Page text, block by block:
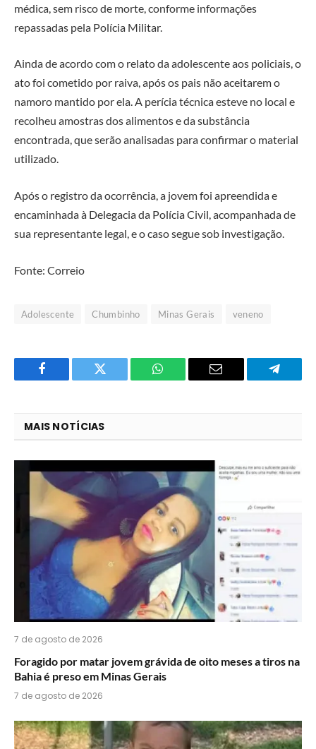
médica, sem risco de morte, conforme informações
repassadas pela Polícia Militar.
Ainda de acordo com o relato da adolescente aos policiais, o
ato foi cometido por raiva, após os pais não aceitarem o
namoro mantido por ela. A perícia técnica esteve no local e
recolheu amostras dos alimentos e da substância
encontrada, que serão analisadas para confirmar o material
utilizado.
Após o registro da ocorrência, a jovem foi apreendida e
encaminhada à Delegacia da Polícia Civil, acompanhada de
sua representante legal, e o caso segue sob investigação.
Fonte: Correio
Adolescente Chumbinho Minas Gerais veneno
Facebook Twitter
O
do
WhatsApp?
E-
MAIS NOTÍCIAS
7 de agosto de 2026
Foragido por matar jovem grávida de oito meses a tiros na
Bahia é preso em Minas Gerais
7 de agosto de 2026